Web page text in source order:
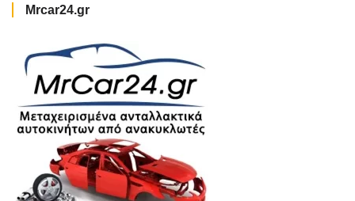
Mrcar24.gr